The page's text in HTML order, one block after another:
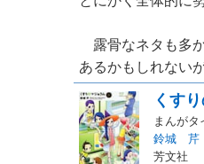
露骨なネタも多
あるかもしれない
くす
まんがタ
鈴城
芳文社